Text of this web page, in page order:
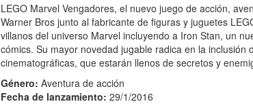
LEGO Marvel Vengadores, el nuevo juego de acción,
Warner Bros junto al fabricante de figuras y juguetes
villanos del universo Marvel incluyendo a Iron Stan, un
cómics. Su mayor novedad jugable radica en la
cinematográficas, que estarán llenos de secretos y
Género: Aventura de acción
Fecha de lanzamiento: 29/1/2016